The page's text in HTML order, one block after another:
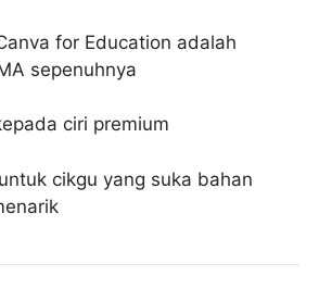
for Education adalah
sepenuhnya
ciri premium
cikgu yang suka bahan